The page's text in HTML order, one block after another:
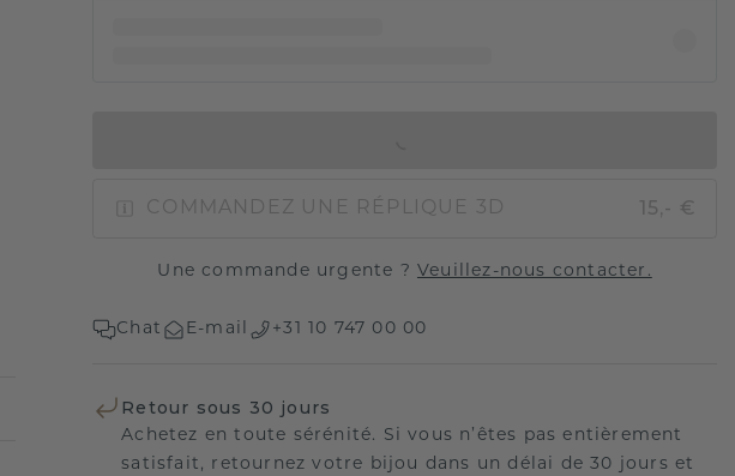
COMMANDEZ UNE RÉPLIQUE 3D 15,- €
Une commande urgente ? Veuillez-nous contacter.
Chat E-mail +31 10 747 00 00
Retour sous 30 jours
Achetez en toute sérénité. Si vous n’êtes pas entièrement
satisfait, retournez votre bijou dans un délai de 30 jours et